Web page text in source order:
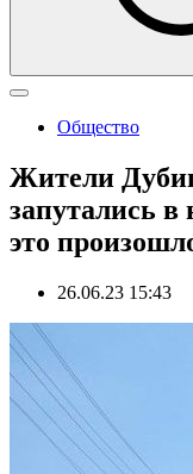
Общество
Жители
запутались в
это
26.06.23 15:43